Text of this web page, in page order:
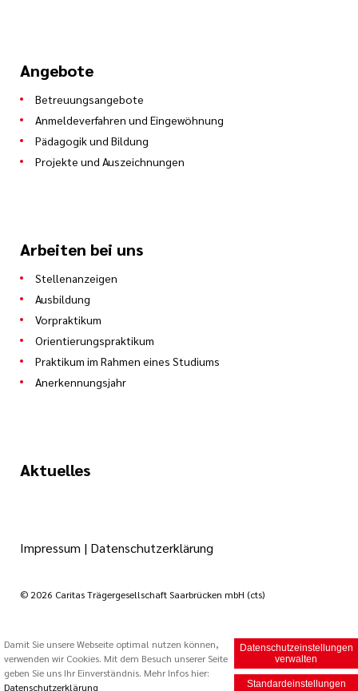
Angebote
Betreuungsangebote
Anmeldeverfahren und Eingewöhnung
Pädagogik und Bildung
Projekte und Auszeichnungen
Arbeiten bei uns
Stellenanzeigen
Ausbildung
Vorpraktikum
Orientierungspraktikum
Praktikum im Rahmen eines Studiums
Anerkennungsjahr
Aktuelles
© 2026 Caritas Trägergesellschaft Saarbrücken mbH (cts)
Impressum | Datenschutzerklärung
Datenschutzeinstellungen
verwalten
Standardeinstellungen
Damit Sie unsere Webseite optimal nutzen können,
verwenden wir Cookies. Mit dem Besuch unserer Seite
geben Sie uns Ihr Einverständnis. Mehr Infos hier:
Datenschutzerklärung